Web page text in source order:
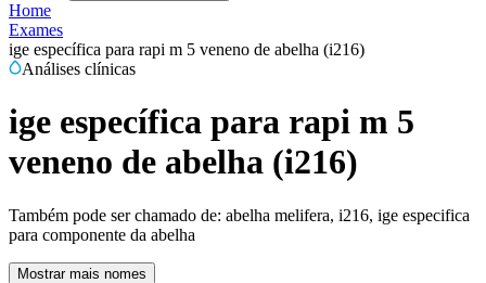
Home
Exames
ige específica para rapi m 5 veneno de abelha (i216)
Análises clínicas
ige específica para rapi m 5
veneno de abelha (i216)
Também pode ser chamado de: abelha melifera, i216, ige especifica
para componente da abelha
Mostrar mais nomes